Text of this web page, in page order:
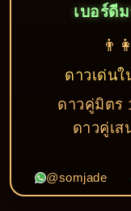
เบอร์ดี
ดาวเด่นใ
ดาวคู่มิตร
ดาวคู่เส
@somjade